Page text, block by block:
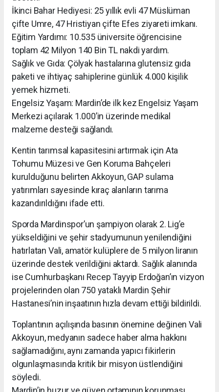
İkinci Bahar Hediyesi: 25 yıllık evli 47 Müslüman
çifte Umre, 47 Hristiyan çifte Efes ziyareti imkanı.
Eğitim Yardımı: 10.535 üniversite öğrencisine
toplam 42 Milyon 140 Bin TL nakdi yardım.
Sağlık ve Gıda: Çölyak hastalarına glutensiz gıda
paketi ve ihtiyaç sahiplerine günlük 4.000 kişilik
yemek hizmeti.
Engelsiz Yaşam: Mardin’de ilk kez Engelsiz Yaşam
Merkezi açılarak 1.000’in üzerinde medikal
malzeme desteği sağlandı.
Kentin tarımsal kapasitesini artırmak için Ata
Tohumu Müzesi ve Gen Koruma Bahçeleri
kurulduğunu belirten Akkoyun, GAP sulama
yatırımları sayesinde kıraç alanların tarıma
kazandırıldığını ifade etti.
Sporda Mardinspor’un şampiyon olarak 2. Lig’e
yükseldiğini ve şehir stadyumunun yenilendiğini
hatırlatan Vali, amatör kulüplere de 5 milyon liranın
üzerinde destek verildiğini aktardı. Sağlık alanında
ise Cumhurbaşkanı Recep Tayyip Erdoğan’ın vizyon
projelerinden olan 750 yataklı Mardin Şehir
Hastanesi’nin inşaatının hızla devam ettiği bildirildi.
Toplantının açılışında basının önemine değinen Vali
Akkoyun, medyanın sadece haber alma hakkını
sağlamadığını, aynı zamanda yapıcı fikirlerin
olgunlaşmasında kritik bir misyon üstlendiğini
söyledi.